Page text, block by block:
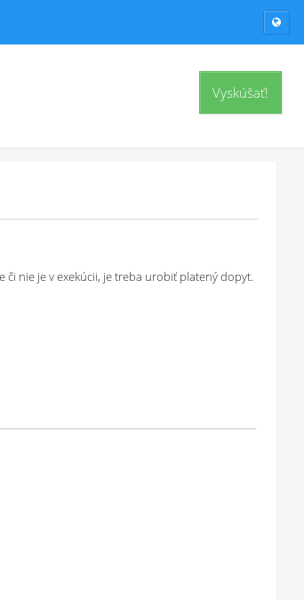
Vyskúšať!
nie je v exekúcii, je treba urobiť platený dopyt.